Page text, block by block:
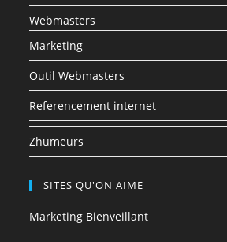
Webmasters
Marketing
Outil Webmasters
Referencement internet
Zhumeurs
SITES QU'ON AIME
Marketing Bienveillant